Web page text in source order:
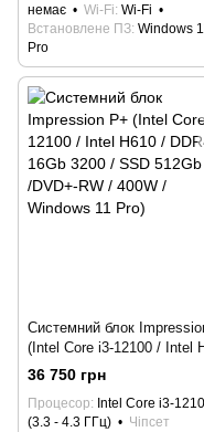
немає
Wi-Fi Wi-Fi
Встановлене ПЗ Windows
Pro
Системний блок
(Intel Core i3-12100 / Intel
/ DDR4 16Gb 3200 / SSD
512Gb /DVD+-RW / 400W /
Windows 11 Pro)
36 750 грн
Процесор
Intel Core i3-
(3.3 - 4.3 ГГц)
Чіпсет